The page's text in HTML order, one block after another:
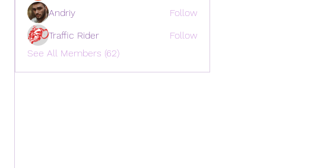
Andriy
Follow
Traffic Rider
Follow
See All Members (62)